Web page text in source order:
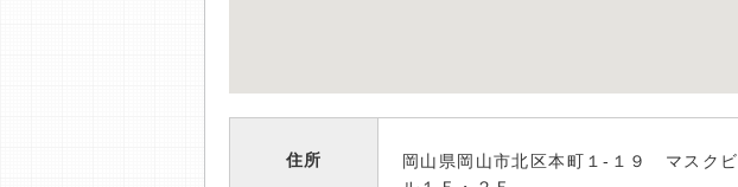
住所
岡山県岡山市北区本町１-１９ マスクビ